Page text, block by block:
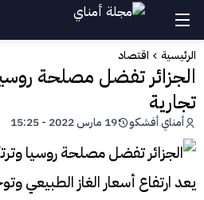
الرئيسية اقتصاد
الجزائر تفضل مصلحة
تجارية
أمناي أفشكو 19 مارس 2022 - 15:25
يعد ارتفاع أسعار الغاز الطبيعي